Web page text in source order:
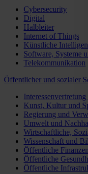
Cybersecurity
Digital
Halbleiter
Internet of Things
Künstliche
Software, Systeme
Telekommunikation
Öffentlicher und sozialer
Kunst, Kultur und
Regierung und
Umwelt und
Wirtschaftliche,
Wissenschaft und
Öffentliche Finanzen
Öffentliche
Öffentliche